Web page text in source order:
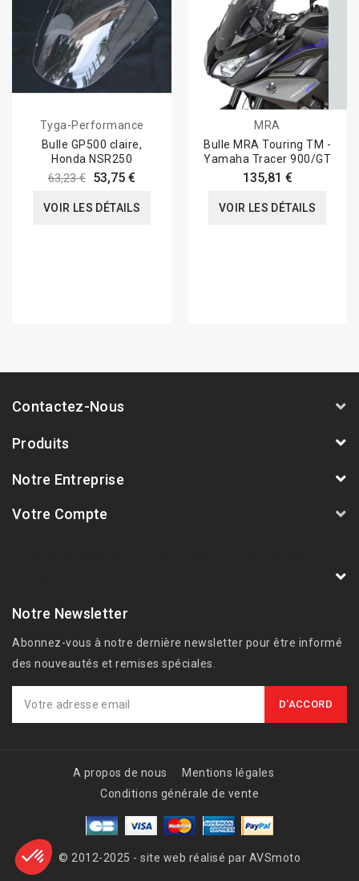
Tyga-Performance
Bulle GP500 claire,
Honda NSR250
63,23 € 53,75 €
VOIR LES DÉTAILS
MRA
Bulle MRA Touring TM -
Yamaha Tracer 900/GT
135,81 €
VOIR LES DÉTAILS
Contactez-Nous
Produits
Notre Entreprise
Votre Compte
Notre Newsletter
Abonnez-vous à notre dernière newsletter pour être informé
des nouveautés et remises spéciales.
A propos de nous
Mentions légales
Conditions générale de vente
© 2012-2025 - site web réalisé par AVSmoto